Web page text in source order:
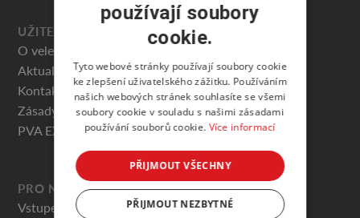
UŽITEČNÉ
O veletrhu
Aktuality
Kontakty
Zásady ochrany osobních údajů
PVA EXPO PRAHA
PRO NÁVŠTĚVNÍKY
Vstupenky
používají soubory
cookie.
Tyto webové stránky používají soubory cookie
ke zlepšení uživatelského zážitku. Používáním
našich webových stránek souhlasíte se všemi
soubory cookie v souladu s našimi zásadami
používání souborů cookie. Více informací
PŘIJMOUT VŠECHNY
PŘIJMOUT NEZBYTNÉ